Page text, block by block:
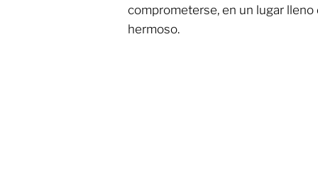
comprometerse, en un lugar
hermoso.